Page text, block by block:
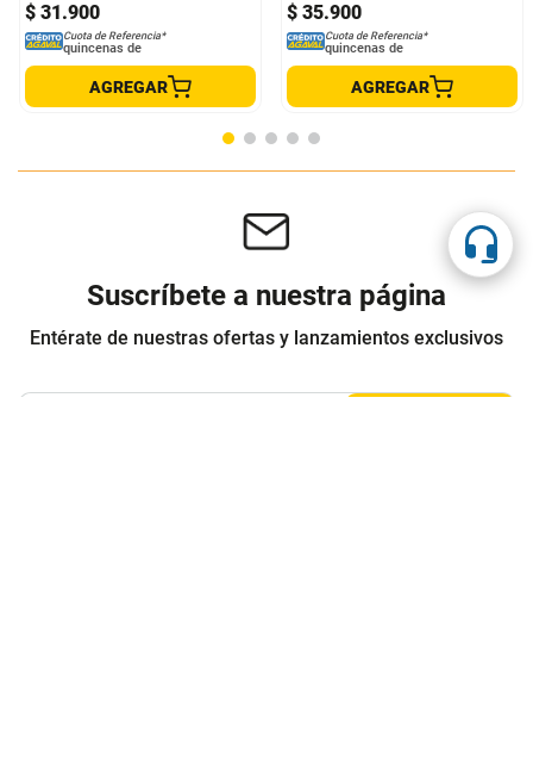
$ 31.900
Cuota de Referencia*
quincenas de
AGREGAR
$ 35.900
Cuota de Referencia*
quincenas de
AGREGAR
Suscríbete a nuestra página
Entérate de nuestras ofertas y lanzamientos exclusivos